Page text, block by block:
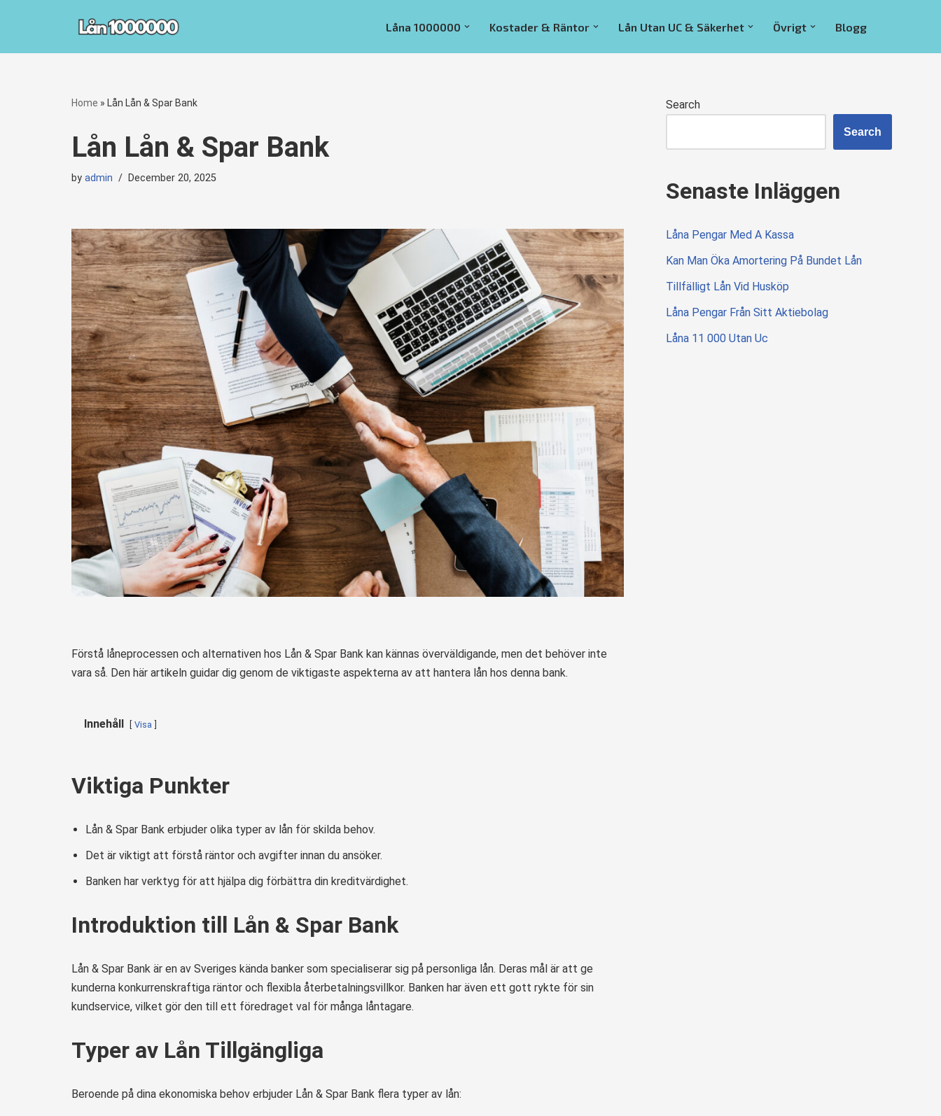
to
Låna 1000000 Kostader & Räntor Lån Utan UC & Säkerhet Övrigt Blogg
Home » Lån Lån & Spar Bank
Lån Lån & Spar Bank
by admin December 20, 2025
Förstå låneprocessen och alternativen hos Lån & Spar Bank kan kännas överväldigande, men det behöver inte
vara så. Den här artikeln guidar dig genom de viktigaste aspekterna av att hantera lån hos denna bank.
Innehåll Visa
Viktiga Punkter
Lån & Spar Bank erbjuder olika typer av lån för skilda behov.
Det är viktigt att förstå räntor och avgifter innan du ansöker.
Banken har verktyg för att hjälpa dig förbättra din kreditvärdighet.
Introduktion till Lån & Spar Bank
Lån & Spar Bank är en av Sveriges kända banker som specialiserar sig på personliga lån. Deras mål är att ge
kunderna konkurrenskraftiga räntor och flexibla återbetalningsvillkor. Banken har även ett gott rykte för sin
kundservice, vilket gör den till ett föredraget val för många låntagare.
Typer av Lån Tillgängliga
Beroende på dina ekonomiska behov erbjuder Lån & Spar Bank flera typer av lån:
Search
Search
Senaste Inläggen
Låna Pengar Med A Kassa
Kan Man Öka Amortering På Bundet Lån
Tillfälligt Lån Vid Husköp
Låna Pengar Från Sitt Aktiebolag
Låna 11 000 Utan Uc